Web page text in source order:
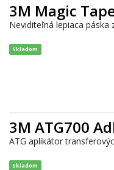
3M Magic
Neviditeľná lepiaca páska
Skladom
3M ATG700
ATG aplikátor
Skladom